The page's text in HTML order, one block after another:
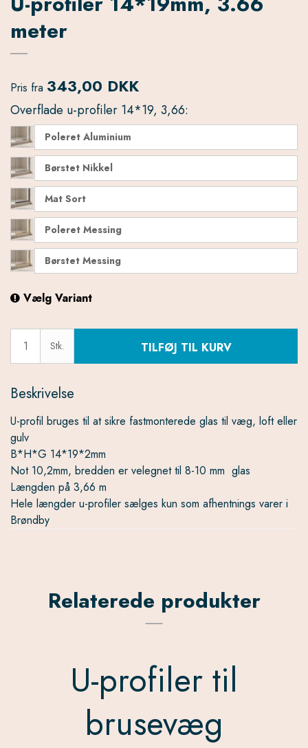
meter
Pris fra 343,00 DKK
Overflade u-profiler 14*19, 3,66:
Poleret Aluminium
Børstet Nikkel
Mat Sort
Poleret Messing
Børstet Messing
Vælg Variant
Stk. TILFØJ TIL KURV
Beskrivelse
U-profil bruges til at sikre fastmonterede glas til væg, loft eller
gulv
B*H*G 14*19*2mm
Not 10,2mm, bredden er velegnet til 8-10 mm glas
Længden på 3,66 m
Hele længder u-profiler sælges kun som afhentnings varer i
Brøndby
Relaterede produkter
U-profiler til
brusevæg